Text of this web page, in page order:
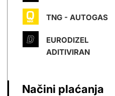
TNG - AUTOGAS
EURODIZEL
ADITIVIRAN
Načini plaćanja